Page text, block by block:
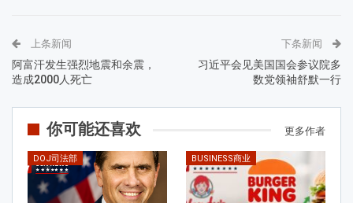
上条新闻
阿富汗发生强烈地震和余震，
造成2000人死亡
下条新闻
习近平会见美国国会参议院多
数党领袖舒默一行
你可能还喜欢 更多作者
DOJ司法部 BUSINESS商业